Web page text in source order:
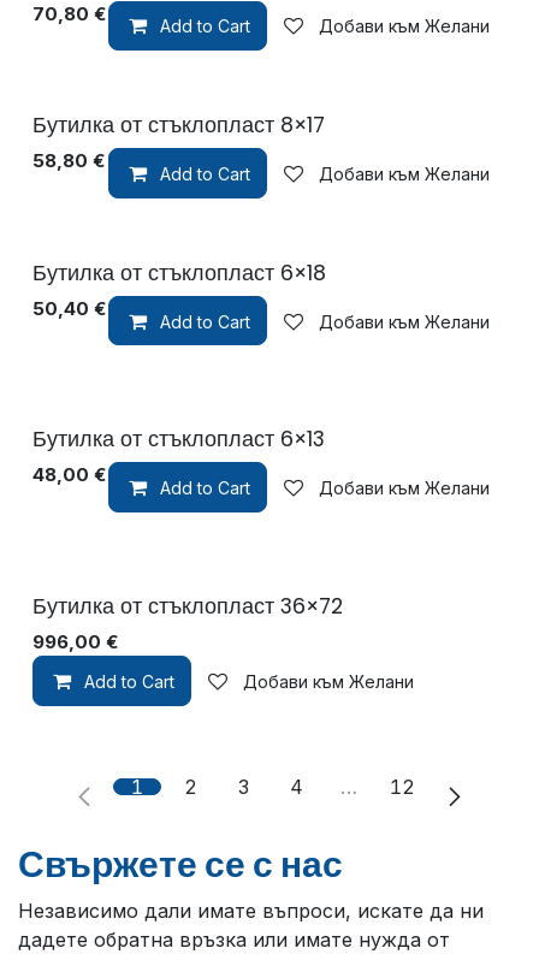
70,80 €
Add to Cart Добави към Желани
Бутилка от стъклопласт 8×17
58,80 €
Add to Cart Добави към Желани
Бутилка от стъклопласт 6×18
50,40 €
Add to Cart Добави към Желани
Бутилка от стъклопласт 6×13
48,00 €
Add to Cart Добави към Желани
Бутилка от стъклопласт 36×72
996,00 €
Add to Cart Добави към Желани
1 2 3 4 … 12
Свържете се с нас
Независимо дали имате въпроси, искате да ни
дадете обратна връзка или имате нужда от